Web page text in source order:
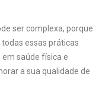
ser complexa, porque
essas práticas
em saúde física e
a sua qualidade de